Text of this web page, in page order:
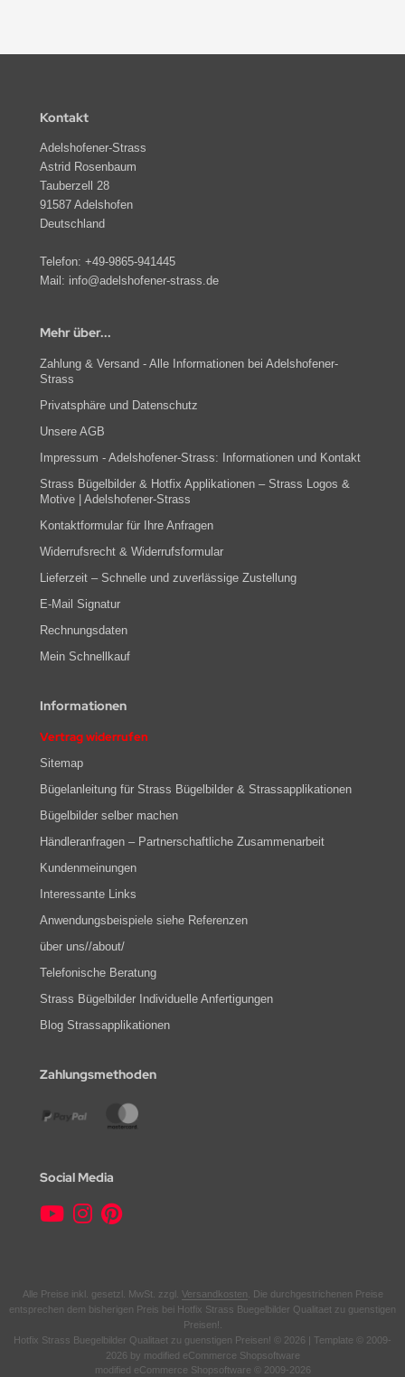
Kontakt
Adelshofener-Strass
Astrid Rosenbaum
Tauberzell 28
91587 Adelshofen
Deutschland
Telefon: +49-9865-941445
Mail: info@adelshofener-strass.de
Mehr über...
Zahlung & Versand - Alle Informationen bei Adelshofener-
Strass
Privatsphäre und Datenschutz
Unsere AGB
Impressum - Adelshofener-Strass: Informationen und Kontakt
Strass Bügelbilder & Hotfix Applikationen – Strass Logos &
Motive | Adelshofener-Strass
Kontaktformular für Ihre Anfragen
Widerrufsrecht & Widerrufsformular
Lieferzeit – Schnelle und zuverlässige Zustellung
E-Mail Signatur
Rechnungsdaten
Mein Schnellkauf
Informationen
Vertrag widerrufen
Sitemap
Bügelanleitung für Strass Bügelbilder & Strassapplikationen
Bügelbilder selber machen
Händleranfragen – Partnerschaftliche Zusammenarbeit
Kundenmeinungen
Interessante Links
Anwendungsbeispiele siehe Referenzen
über uns//about/
Telefonische Beratung
Strass Bügelbilder Individuelle Anfertigungen
Blog Strassapplikationen
Zahlungsmethoden
Social Media
Alle Preise inkl. gesetzl. MwSt. zzgl. Versandkosten . Die durchgestrichenen Preise
entsprechen dem bisherigen Preis bei Hotfix Strass Buegelbilder Qualitaet zu guenstigen
Preisen!.
Hotfix Strass Buegelbilder Qualitaet zu guenstigen Preisen! © 2026 | Template © 2009-
2026 by modified eCommerce Shopsoftware
modified eCommerce Shopsoftware © 2009-2026